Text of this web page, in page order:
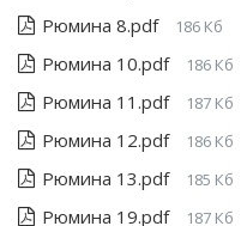
Рюмина 8.pdf 186 Кб
Рюмина 10.pdf 186 Кб
Рюмина 11.pdf 187 Кб
Рюмина 12.pdf 186 Кб
Рюмина 13.pdf 185 Кб
Рюмина 19.pdf 187 Кб